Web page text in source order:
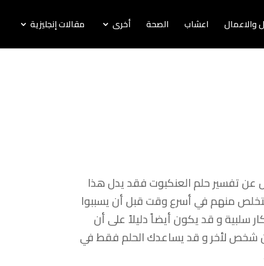
والاعمال اعشاب الصحة أخرى مقالات إنجليزية
عن تفسير حلم العنكبوت فقد يدل هذا
منهم في أسرع وقت قبل أن يسببوا
سلبية و قد يكون أيضاً دليلاً على أن
شخص لأخر و قد يساعدك الحلم فقط في